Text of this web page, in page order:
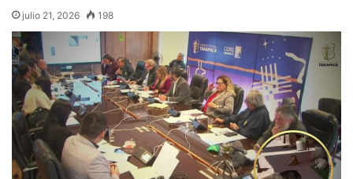
julio 21, 2026 198